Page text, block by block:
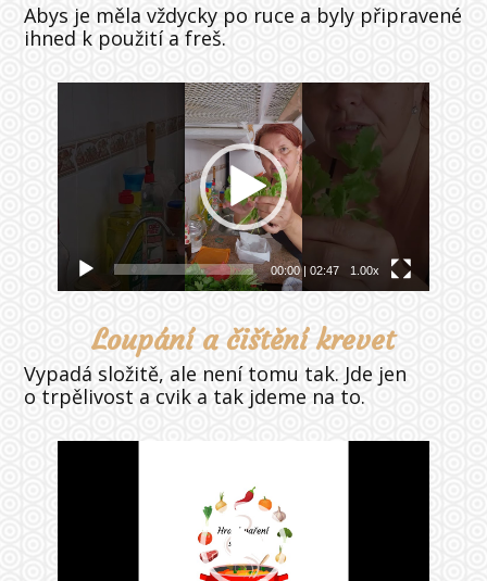
Abys je měla vždycky po ruce a byly připravené
ihned k použití a freš.
přehrávač
00:00| 02:47 1.00x
Loupání a čištění krevet
Vypadá složitě, ale není tomu tak. Jde jen
o trpělivost a cvik a tak jdeme na to.